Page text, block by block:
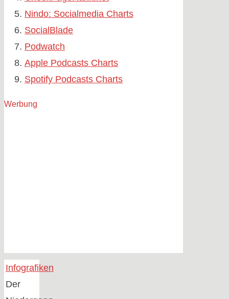
Nindo: Socialmedia Charts
SocialBlade
Podwatch
Apple Podcasts Charts
Spotify Podcasts Charts
Werbung
Home
Infografiken
Der